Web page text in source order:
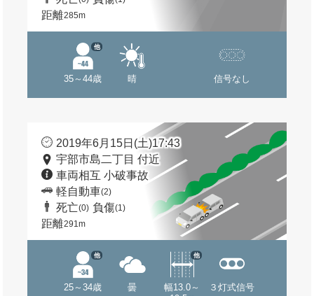
距離285m
35～44歳
他
晴 信号なし
2019年6月15日(土)17:43
宇部市島二丁目 付近
車両相互 小破事故
軽自動車(2)
死亡(0) 負傷(1)
距離291m
25～34歳
他
曇
幅13.0～
他
３灯式信号